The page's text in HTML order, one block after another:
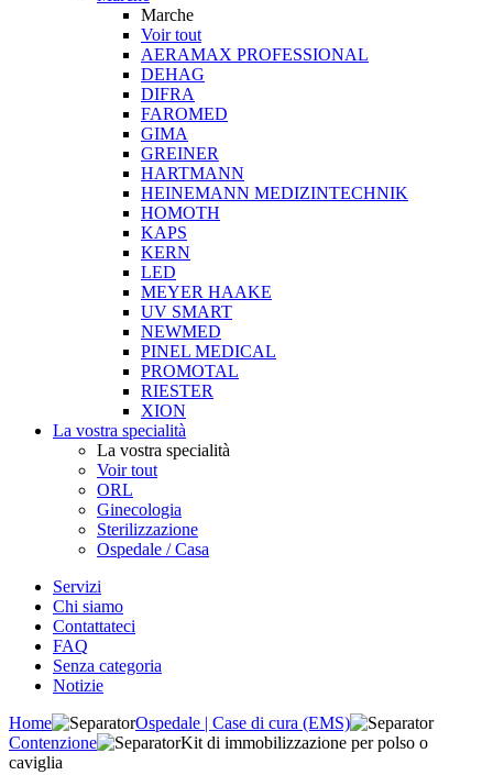
Marche
Voir tout
AERAMAX PROFESSIONAL
DEHAG
DIFRA
FAROMED
GIMA
GREINER
HARTMANN
HEINEMANN MEDIZINTECHNIK
HOMOTH
KAPS
KERN
LED
MEYER HAAKE
UV SMART
NEWMED
PINEL MEDICAL
PROMOTAL
RIESTER
XION
La vostra specialità
La vostra specialità
Voir tout
ORL
Ginecologia
Sterilizzazione
Ospedale / Casa
Servizi
Chi siamo
Contattateci
FAQ
Senza categoria
Notizie
Home
Ospedale | Case di cura (EMS)
Contenzione
Kit di immobilizzazione per polso o
caviglia